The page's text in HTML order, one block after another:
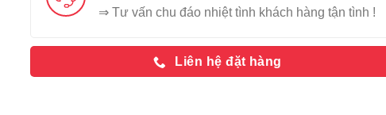
⇒ Tư vấn chu đáo nhiệt tình khách hàng tận tình !
Liên hệ đặt hàng